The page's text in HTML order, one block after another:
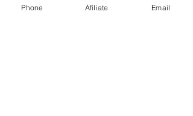
Phone Afíliate Email